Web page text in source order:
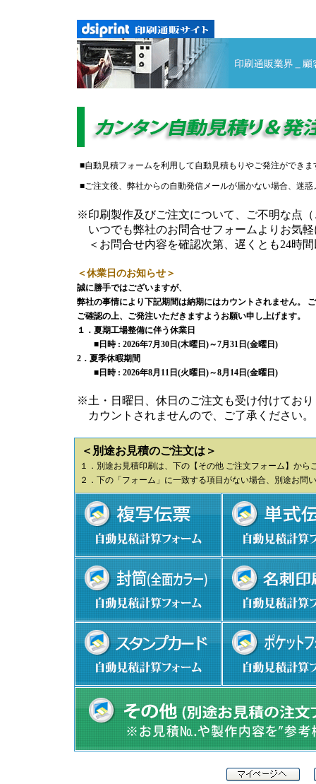
■自動見積フォームを利用して自動見積もりやご発注ができ
■ご注文後、弊社からの自動発信メールが届かない場合、迷
※印刷製作及びご注文について、ご不明な点
いつでも弊社のお問合せフォームよりお気
＜お問合せ内容を確認次第、遅くとも24時
＜休業日のお知らせ＞
誠に勝手ではございますが、
弊社の事情により下記期間は納期にはカウントされません。
ご確認の上、ご発注いただきますようお願い申し上げます。
１．夏期工場整備に伴う休業日
■日時 : 2026年7月30日(木曜日)～7月31日(金曜日)
2．夏季休暇期間
■日時 : 2026年8月11日(火曜日)～8月14日(金曜日)
※土・日曜日、休日のご注文も受け付けてお
カウントされませんので、ご了承ください。
＜別途お見積のご注文は＞
１．別途お見積印刷は、下の【その他 ご注文フォーム】から
２．下の「フォーム」に一致する項目がない場合、別途お問